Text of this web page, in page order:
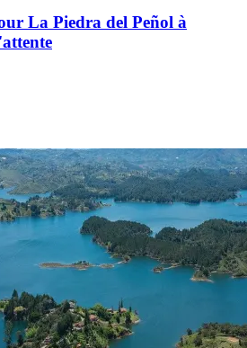
La Piedra del Peñol à